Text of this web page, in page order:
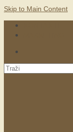
Skip to Main Content
Search